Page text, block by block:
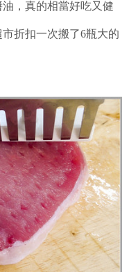
，真的相當好吃又健
折扣一次搬了6瓶大的